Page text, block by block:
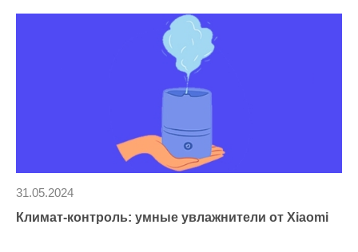
Климат-контроль: умные увлажнители от Xiaomi
31.05.2024